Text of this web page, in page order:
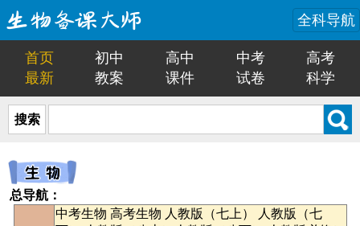
全科导航
首页 初中 高中 中考
高考
最新
教案 课件 试卷 科学
搜索
总导航：
中考生物 高考生物 人教版（七上）
人教版（七